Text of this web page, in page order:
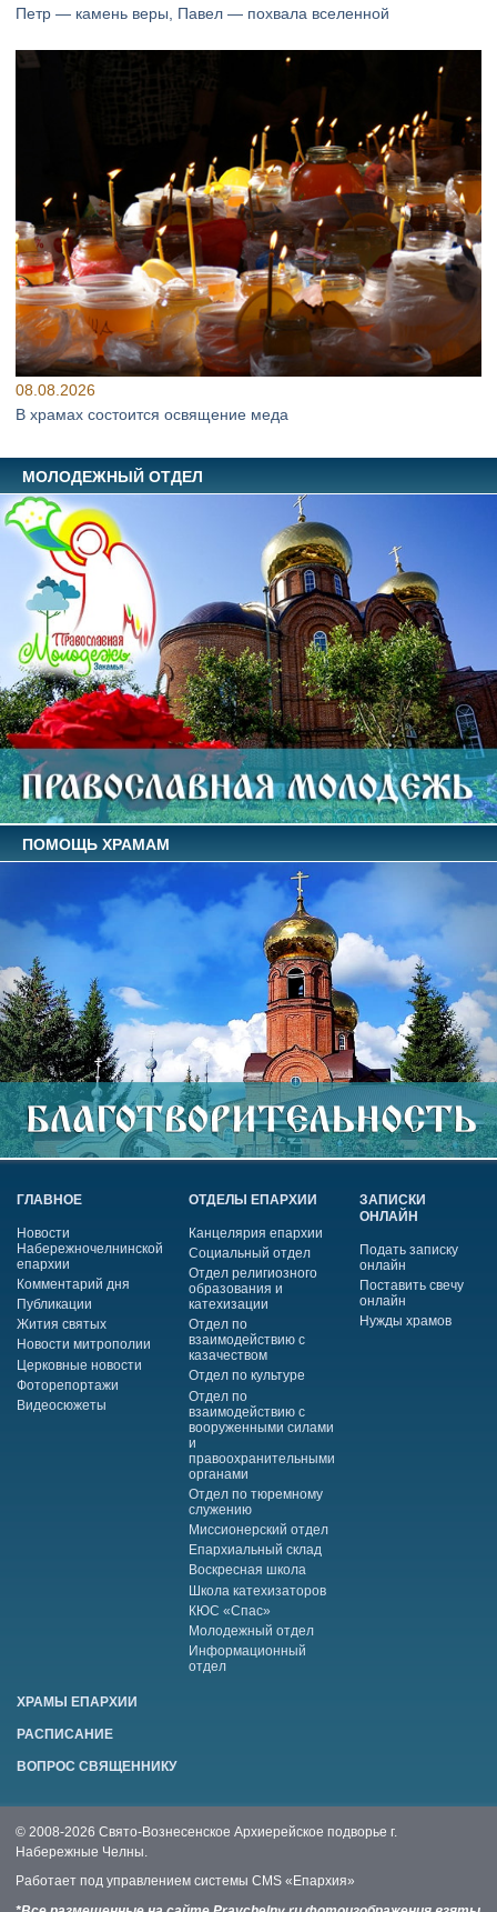
Петр — камень веры, Павел — похвала вселенной
08.08.2026
В храмах состоится освящение меда
МОЛОДЕЖНЫЙ ОТДЕЛ
ПОМОЩЬ ХРАМАМ
ГЛАВНОЕ
Новости
Набережночелнинской
епархии
Комментарий дня
Публикации
Жития святых
Новости митрополии
Церковные новости
Фоторепортажи
Видеосюжеты
ОТДЕЛЫ ЕПАРХИИ
Канцелярия епархии
Социальный отдел
Отдел религиозного
образования и
катехизации
Отдел по
взаимодействию с
казачеством
Отдел по культуре
Отдел по
взаимодействию с
вооруженными силами
и
правоохранительными
органами
Отдел по тюремному
служению
Миссионерский отдел
Епархиальный склад
Воскресная школа
Школа катехизаторов
КЮС «Спас»
Молодежный отдел
Информационный
отдел
ЗАПИСКИ
ОНЛАЙН
Подать записку
онлайн
Поставить свечу
онлайн
Нужды храмов
ХРАМЫ ЕПАРХИИ
РАСПИСАНИЕ
ВОПРОС СВЯЩЕННИКУ
© 2008-2026 Свято-Вознесенское Архиерейское подворье г.
Набережные Челны.
Работает под управлением системы CMS «Епархия»